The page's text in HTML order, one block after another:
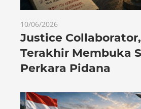
10/06/2026
Justice
Terakhir Membuka
Perkara Pidana